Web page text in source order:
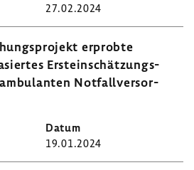
27.02.2024
erprobte
Erst­ein­schät­zung­s­
Notfall­ver­sor­
19.01.2024